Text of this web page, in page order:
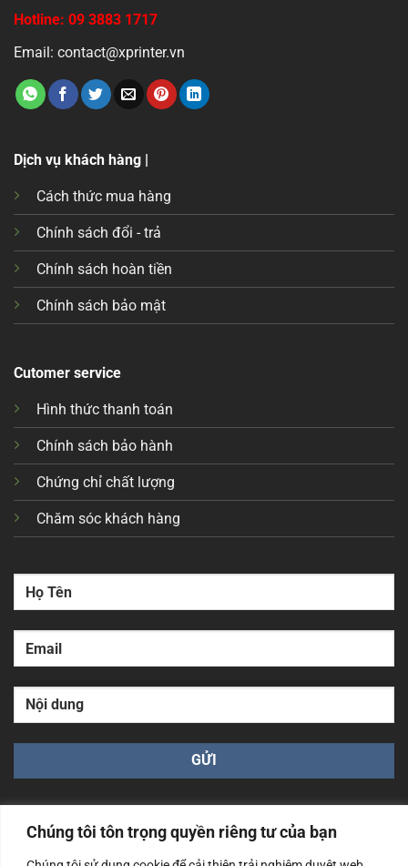
Chúng tôi tôn trọng quyền riêng tư của bạn
Hotline: 09 3883 1717
Email: contact@xprinter.vn
Dịch vụ khách hàng |
Cách thức mua hàng
Chính sách đổi - trả
Chính sách hoàn tiền
Chính sách bảo mật
Cutomer service
Hình thức thanh toán
Chính sách bảo hành
Chứng chỉ chất lượng
Chăm sóc khách hàng